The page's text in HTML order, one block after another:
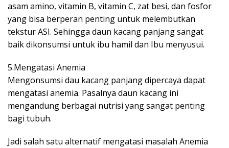
asam amino, vitamin B, vitamin C, zat besi, dan fosfor
yang bisa berperan penting untuk melembutkan
tekstur ASI. Sehingga daun kacang panjang sangat
baik dikonsumsi untuk ibu hamil dan Ibu menyusui.
5.Mengatasi Anemia
Mengonsumsi dau kacang panjang dipercaya dapat
mengatasi anemia. Pasalnya daun kacang ini
mengandung berbagai nutrisi yang sangat penting
bagi tubuh.
Jadi salah satu alternatif mengatasi masalah Anemia